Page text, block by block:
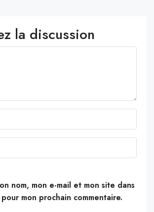
la discussion
nom, mon e-mail et mon site dans
mon prochain commentaire.